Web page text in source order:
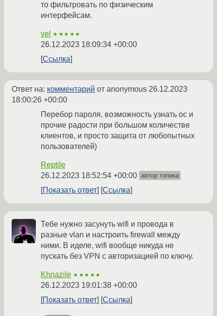
то фильтровать по физическим
интерфейсам.
vel ★★★★★
26.12.2023 18:09:34 +00:00
Ссылка
Ответ на: комментарий от anonymous 26.12.2023
18:00:26 +00:00
Перебор пароля, возможность узнать ос и
прочие радости при большом количестве
клиентов, и просто защита от любопытных
пользователей)
Reptile
26.12.2023 18:52:54 +00:00 автор топика
Показать ответ Ссылка
Тебе нужно засунуть wifi и провода в
разные vlan и настроить firewall между
ними. В иделе, wifi вообще никуда не
пускать без VPN с авторизацией по ключу.
Khnazile ★★★★★
26.12.2023 19:01:38 +00:00
Показать ответ
Ссылка